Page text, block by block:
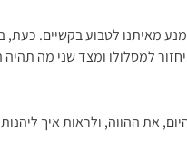
מאיתנו לטבוע בקשיים. כעת,
למסלולו ומצד שני מה
ההווה, ולראות איך ליהנות